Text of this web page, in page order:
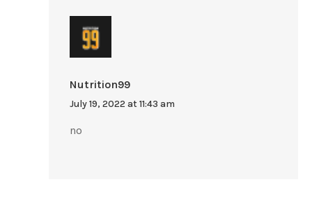
Nutrition99
July 19, 2022 at 11:43 am
no